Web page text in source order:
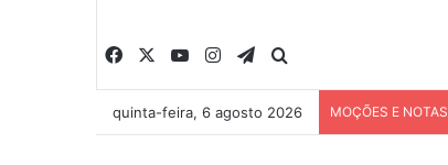
Facebook YouTubeInstagramTelegram
quinta-feira, 6 agosto 2026 MOÇÕES E